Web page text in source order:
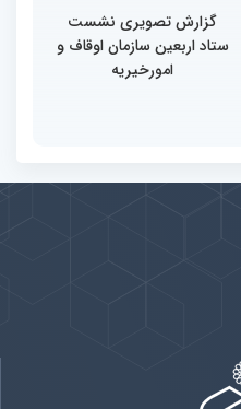
گزارش تصویری نشست
ستاد اربعین سازمان اوقاف و
امورخیریه